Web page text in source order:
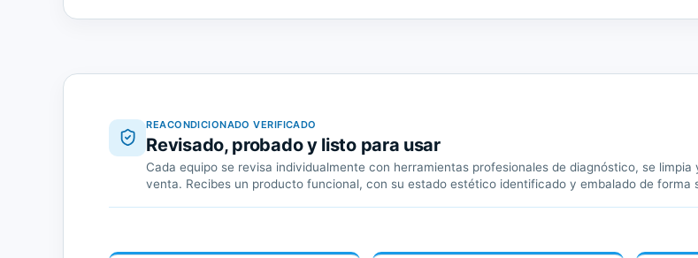
REACONDICIONADO VERIFICADO
Revisado, probado y listo para usar
Cada equipo se revisa individualmente con herramientas profesionales de diagnóstico, se
venta. Recibes un producto funcional, con su estado estético identificado y embalado de forma